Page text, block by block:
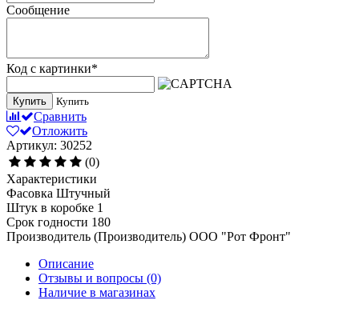
Сообщение
Код с картинки*
Купить Купить
Сравнить
Отложить
Артикул: 30252
(0)
Характеристики
Фасовка Штучный
Штук в коробке 1
Срок годности 180
Производитель (Производитель) ООО "Рот Фронт"
Описание
Отзывы и вопросы (0)
Наличие в магазинах